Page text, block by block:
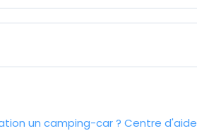
un camping-car ? Centre d'aide